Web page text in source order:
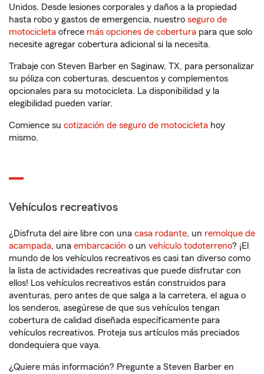
Unidos. Desde lesiones corporales y daños a la propiedad
hasta robo y gastos de emergencia, nuestro seguro de
motocicleta ofrece más opciones de cobertura para que solo
necesite agregar cobertura adicional si la necesita.
Trabaje con Steven Barber en Saginaw, TX, para personalizar
su póliza con coberturas, descuentos y complementos
opcionales para su motocicleta. La disponibilidad y la
elegibilidad pueden variar.
Comience su cotización de seguro de motocicleta hoy
mismo.
Vehículos recreativos
¿Disfruta del aire libre con una casa rodante, un remolque de
acampada, una embarcación o un vehículo todoterreno? ¡El
mundo de los vehículos recreativos es casi tan diverso como
la lista de actividades recreativas que puede disfrutar con
ellos! Los vehículos recreativos están construidos para
aventuras, pero antes de que salga a la carretera, el agua o
los senderos, asegúrese de que sus vehículos tengan
cobertura de calidad diseñada específicamente para
vehículos recreativos. Proteja sus artículos más preciados
dondequiera que vaya.
¿Quiere más información? Pregunte a Steven Barber en